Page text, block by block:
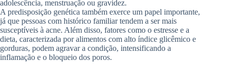
adolescência, menstruação ou gravidez.
A predisposição genética também exerce um papel importante,
já que pessoas com histórico familiar tendem a ser mais
susceptíveis à acne. Além disso, fatores como o estresse e a
dieta, caracterizada por alimentos com alto índice glicêmico e
gorduras, podem agravar a condição, intensificando a
inflamação e o bloqueio dos poros.